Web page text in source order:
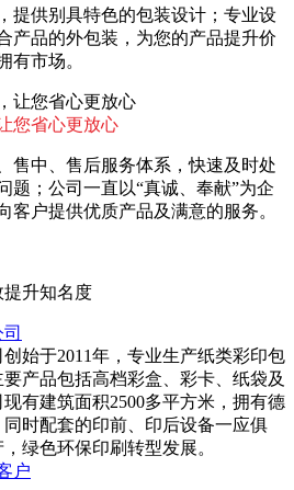
提供别具特色的包装设计；专业设
产品的外包装，为您的产品提升价
有市场。
您省心更放心
售中、售后服务体系，快速及时处
题；公司一直以“真诚、奉献”为企
客户提供优质产品及满意的服务。
升知名度
始于2011年，专业生产纸类彩印包
产品包括高档彩盒、彩卡、纸袋及
有建筑面积2500多平方米，拥有德
时配套的印前、印后设备一应俱
绿色环保印刷转型发展。
户